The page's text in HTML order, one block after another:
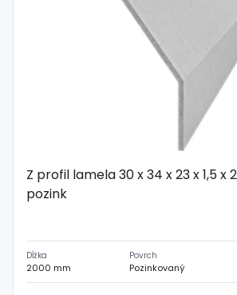
Z profil lamela 30 x 34 x 23 x 1,5 x
pozink
Dĺžka
2000 mm
Povrch
Pozinkovaný